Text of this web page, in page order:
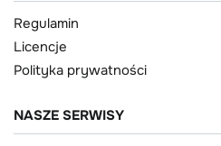
Regulamin
Licencje
Polityka prywatności
NASZE SERWISY